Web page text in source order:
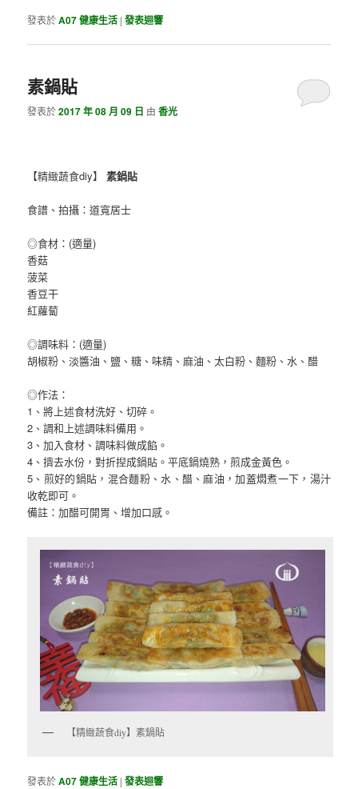
發表於A07 健康生活 |發表迴響
素鍋貼
發表於2017 年 08 月 09 日 由香光
【精緻蔬食diy】素鍋貼
食譜、拍攝：道寬居士
◎食材：(適量)
香菇
菠菜
香豆干
紅蘿蔔
◎調味料：(適量)
胡椒粉、淡醬油、鹽、糖、味精、麻油、太白粉、麵粉、水、醋
◎作法：
1、將上述食材洗好、切碎。
2、調和上述調味料備用。
3、加入食材、調味料做成餡。
4、擠去水份，對折揑成鍋貼。平底鍋燒熟，煎成金黃色。
5、煎好的鍋貼，混合麵粉、水、醋、麻油，加蓋燜煮一下，湯汁
收乾即可。
備註：加醋可開胃、增加口感。
【精緻蔬食diy】素鍋貼
發表於A07 健康生活 |發表迴響